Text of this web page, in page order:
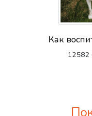
Как
12582